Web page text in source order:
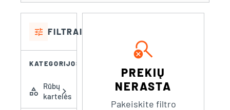
tune FILTRAI
KATEGORIJOS
category
Rūbų
kartelės
chevron_right
search_off
PREKIŲ
NERASTA
Pakeiskite filtro